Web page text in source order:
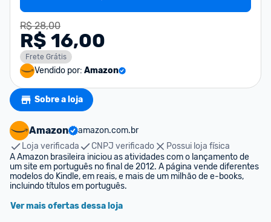
R$ 28,00
R$ 16,00
Frete Grátis
Vendido por: Amazon
Sobre a loja
Amazon
amazon.com.br
Loja verificada
CNPJ verificado
Possui loja física
A Amazon brasileira iniciou as atividades com o lançamento de
um site em português no final de 2012. A página vende diferentes
modelos do Kindle, em reais, e mais de um milhão de e-books,
incluindo títulos em português.
Ver mais ofertas dessa loja